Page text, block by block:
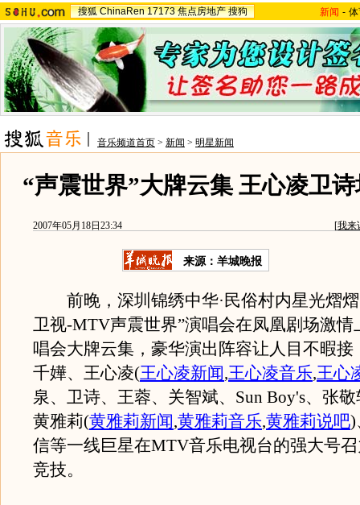
搜狐 ChinaRen 17173 焦点房地产 搜狗 新闻 -
音乐频道首页 > 新闻 > 明星新闻
“声震世界”大牌云集 王心凌卫
2007年05月18日23:34 [我来
来源：羊城晚报
前晚，深圳锦绣中华·民俗村内星光熠熠
卫视-MTV声震世界”演唱会在凤凰剧场激情
唱会大牌云集，豪华演出阵容让人目不暇接
千嬅、王心凌(王心凌新闻,王心凌音乐,王心
泉、卫诗、王蓉、关智斌、Sun Boy's、张
黄雅莉(黄雅莉新闻,黄雅莉音乐,黄雅莉说吧)
信等一线巨星在MTV音乐电视台的强大号
竞技。